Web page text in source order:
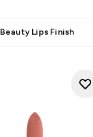
Beauty Lips Finish